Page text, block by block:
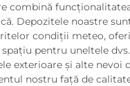
combină
Depozitele noastre
condiții meteo,
pentru uneltele
exterioare și alte nevoi
nostru față de